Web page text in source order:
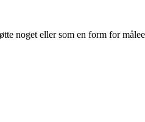
noget eller som en form for